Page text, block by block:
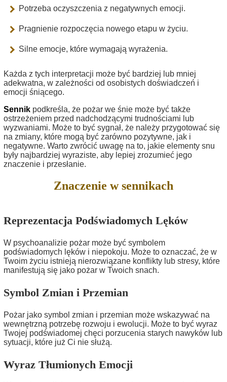
Potrzeba oczyszczenia z negatywnych emocji.
Pragnienie rozpoczęcia nowego etapu w życiu.
Silne emocje, które wymagają wyrażenia.
Każda z tych interpretacji może być bardziej lub mniej
adekwatna, w zależności od osobistych doświadczeń i
emocji śniącego.
Sennik podkreśla, że pożar we śnie może być także
ostrzeżeniem przed nadchodzącymi trudnościami lub
wyzwaniami. Może to być sygnał, że należy przygotować się
na zmiany, które mogą być zarówno pozytywne, jak i
negatywne. Warto zwrócić uwagę na to, jakie elementy snu
były najbardziej wyraziste, aby lepiej zrozumieć jego
znaczenie i przesłanie.
Znaczenie w sennikach
Reprezentacja Podświadomych Lęków
W psychoanalizie pożar może być symbolem
podświadomych lęków i niepokoju. Może to oznaczać, że w
Twoim życiu istnieją nierozwiązane konflikty lub stresy, które
manifestują się jako pożar w Twoich snach.
Symbol Zmian i Przemian
Pożar jako symbol zmian i przemian może wskazywać na
wewnętrzną potrzebę rozwoju i ewolucji. Może to być wyraz
Twojej podświadomej chęci porzucenia starych nawyków lub
sytuacji, które już Ci nie służą.
Wyraz Tłumionych Emocji